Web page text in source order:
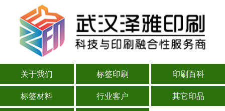
关于我们 标签印刷
印刷百科
标签材料
行业客户
其它印品